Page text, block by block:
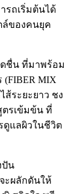
รถเริ่มต้นได้
ล์ของคนยุค
ดชื่น ที่มาพร้อม
MIX
ระยะยาว ชง
ตรเข้มข้น ที่
ดูแลผิวในชีวิต
ปัน
ะผลักดันให้